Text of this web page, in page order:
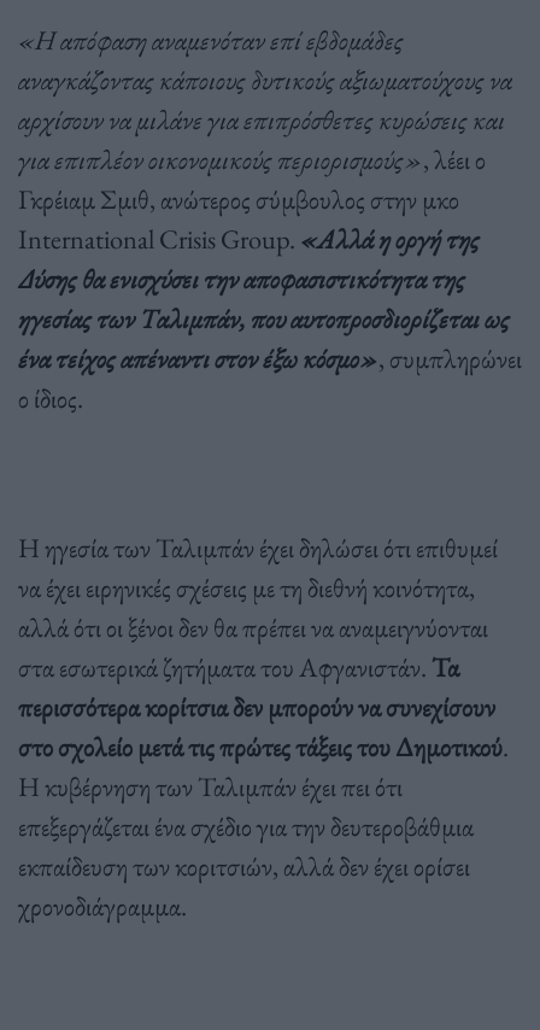
«Η απόφαση αναμενόταν επί εβδομάδες
αναγκάζοντας κάποιους δυτικούς αξιωματούχους να
αρχίσουν να μιλάνε για επιπρόσθετες κυρώσεις και
για επιπλέον οικονομικούς περιορισμούς», λέει ο
Γκρέιαμ Σμιθ, ανώτερος σύμβουλος στην μκο
International Crisis Group. «Αλλά η οργή της
Δύσης θα ενισχύσει την αποφασιστικότητα της
ηγεσίας των Ταλιμπάν, που αυτοπροσδιορίζεται ως
ένα τείχος απέναντι στον έξω κόσμο», συμπληρώνει
ο ίδιος.
Η ηγεσία των Ταλιμπάν έχει δηλώσει ότι επιθυμεί
να έχει ειρηνικές σχέσεις με τη διεθνή κοινότητα,
αλλά ότι οι ξένοι δεν θα πρέπει να αναμειγνύονται
στα εσωτερικά ζητήματα του Αφγανιστάν. Τα
περισσότερα κορίτσια δεν μπορούν να συνεχίσουν
στο σχολείο μετά τις πρώτες τάξεις του Δημοτικού.
Η κυβέρνηση των Ταλιμπάν έχει πει ότι
επεξεργάζεται ένα σχέδιο για την δευτεροβάθμια
εκπαίδευση των κοριτσιών, αλλά δεν έχει ορίσει
χρονοδιάγραμμα.